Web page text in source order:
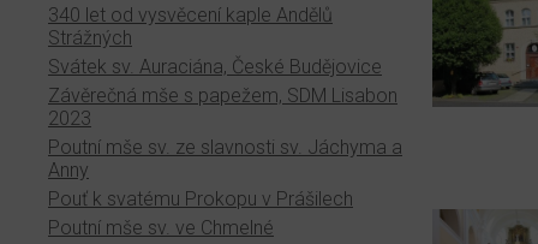
340 let od vysvěcení kaple Andělů
Strážných
Svátek sv. Auraciána, České Budějovice
Závěrečná mše s papežem, SDM Lisabon
2023
Poutní mše sv. ze slavnosti sv. Jáchyma a
Anny
Pouť k svatému Prokopu v Prášilech
Poutní mše sv. ve Chmelné